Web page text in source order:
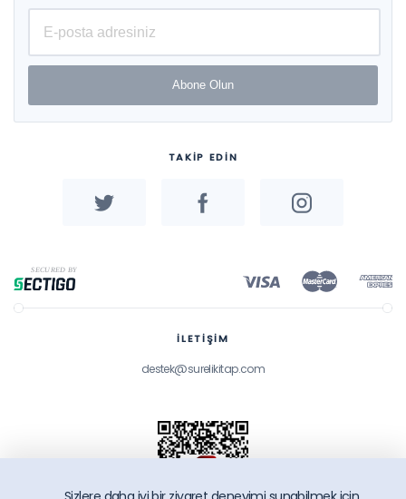
Abone Olun
TAKİP EDİN
İLETİŞİM
destek@surelikitap.com